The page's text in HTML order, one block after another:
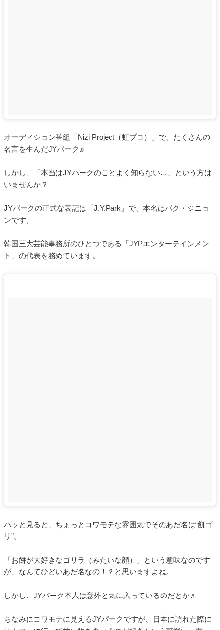
オーディション番組「Nizi Project（虹プロ）」で、たくさんの
名言を生んだJYパーク♬
しかし、「本当はJYパークのことよく知らない…」という方は
いませんか？
JYパークの正式な表記は「J.Y.Park」で、本名はパク・ジニョ
ンです。
韓国三大芸能事務所のひとつである「JYPエンターテインメン
ト」の代表を務めています。
パッと見ると、ちょっとコワモテな雰囲気でそのあだ名は“餅ゴ
リ”。
「お餅が大好きなゴリラ（みたいな顔）」という意味なのです
が、なんてひどいあだ名なの！？と思いますよね。
しかし、JYパーク本人は意外と気に入っているのだとか♬
ちなみにコワモテに見えるJYパークですが、日本に訪れた際に